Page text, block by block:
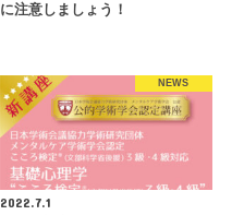
に注意しましょう！
NEWS
2022.7.1